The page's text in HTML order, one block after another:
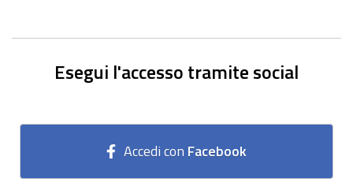
Esegui l'accesso tramite social
Accedi con Facebook